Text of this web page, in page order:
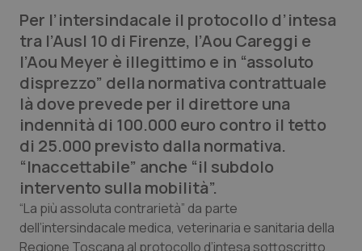
Lettere al direttore
Edizioni Regionali
QS Pro
Professionisti Sanitari.AI
Abruzzo
Basilicata
QS Pro Gold
Artrite & artrosi
QS Club Newsletter
Per l’intersindacale il protocollo d’intesa
tra l’Ausl 10 di Firenze, l’Aou Careggi e
l’Aou Meyer è illegittimo e in “assoluto
disprezzo” della normativa contrattuale
là dove prevede per il direttore una
indennità di 100.000 euro contro il tetto
di 25.000 previsto dalla normativa.
“Inaccettabile” anche “il subdolo
intervento sulla mobilità”.
“La più assoluta contrarietà” da parte
dell’intersindacale medica, veterinaria e sanitaria della
Regione Toscana al protocollo d’intesa sottoscritto